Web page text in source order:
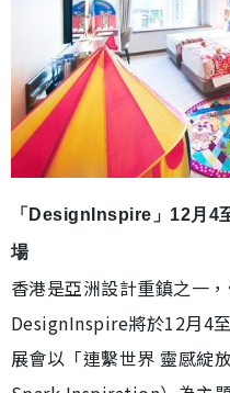
「DesignInspire」12月4
場
香港是亞洲設計重鎮之一
DesignInspire將於12月4
展會以「連繫世界 靈感綻